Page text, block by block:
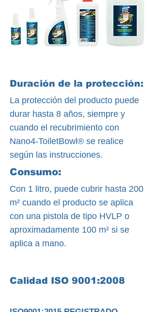
Duración de la protección:
La protección del producto puede
durar hasta 8 años, siempre y
cuando el recubrimiento con
Nano4-ToiletBowl® se realice
según las instrucciones.
Consumo:
Con 1 litro, puede cubrir hasta 200
m² cuando el producto se aplica
con una pistola de tipo HVLP o
aproximadamente 100 m² si se
aplica a mano.
Calidad ISO 9001:2008